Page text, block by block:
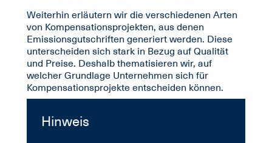
Weiterhin erläutern wir die verschiedenen Arten
von Kompensationsprojekten, aus denen
Emissionsgutschriften generiert werden. Diese
unterscheiden sich stark in Bezug auf Qualität
und Preise. Deshalb thematisieren wir, auf
welcher Grundlage Unternehmen sich für
Kompensationsprojekte entscheiden können.
Bereich.
Hinweis